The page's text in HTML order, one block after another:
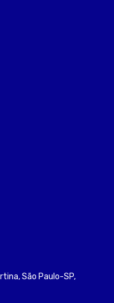
São Paulo-SP,